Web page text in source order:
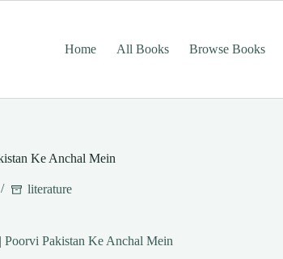
Home
All Books Browse Books
Ke Anchal Mein
literature
Poorvi Pakistan Ke Anchal Mein